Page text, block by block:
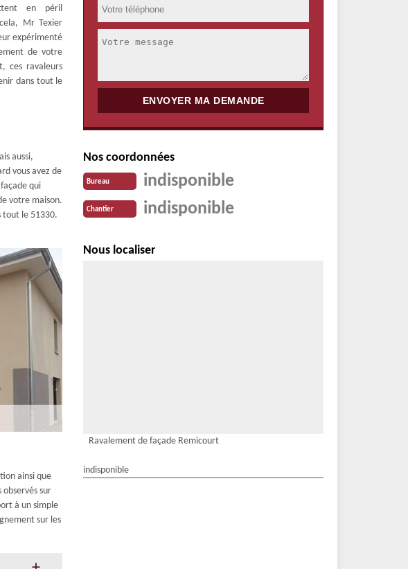
en péril
Mr Texier
expérimenté
de votre
ces ravaleurs
dans tout le
aussi,
vous avez de
qui
votre maison.
tout le 51330.
ainsi que
sur
à un simple
sur les
Nos coordonnées
Bureau indisponible
Chantier indisponible
Nous localiser
Ravalement de façade Remicourt
indisponible